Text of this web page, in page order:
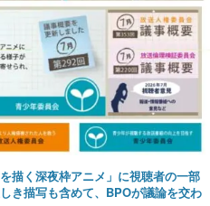
描く深夜枠アニメ」に視聴者の一部
き描写も含めて、BPOが議論を交わ